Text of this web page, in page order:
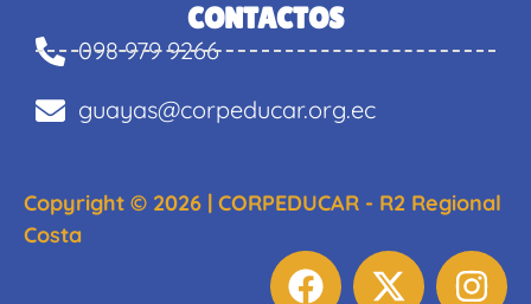
CONTACTOS
098 979 9266
guayas@corpeducar.org.ec
Copyright © 2026 | CORPEDUCAR - R2 Regional
Costa